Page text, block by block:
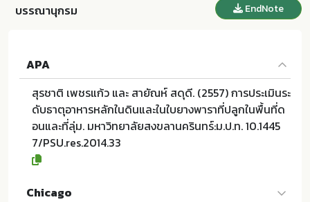
บรรณานุกรม EndNote
APA
สุรชาติ เพชรแก้ว และ สายัณห์ สดุดี. (2557) การประเมินระ
ดับธาตุอาหารหลักในดินและในใบยางพาราที่ปลูกในพื้นที่ด
อนและที่ลุ่ม. มหาวิทยาลัยสงขลานครินทร์:ม.ป.ท. 10.1445
7/PSU.res.2014.33
Chicago